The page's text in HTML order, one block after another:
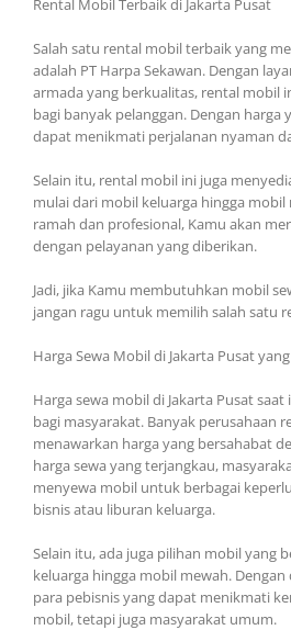
Rental Mobil Terbaik di Jakarta Pusat
Salah satu rental mobil terbaik yang
adalah PT Harpa Sekawan. Dengan
armada yang berkualitas, rental mobil
bagi banyak pelanggan. Dengan harga
dapat menikmati perjalanan nyaman
Selain itu, rental mobil ini juga
mulai dari mobil keluarga hingga mobil
ramah dan profesional, Kamu akan
dengan pelayanan yang diberikan.
Jadi, jika Kamu membutuhkan mobil
jangan ragu untuk memilih salah satu
Harga Sewa Mobil di Jakarta Pusat
Harga sewa mobil di Jakarta Pusat
bagi masyarakat. Banyak perusahaan
menawarkan harga yang bersahabat
harga sewa yang terjangkau,
menyewa mobil untuk berbagai
bisnis atau liburan keluarga.
Selain itu, ada juga pilihan mobil yang
keluarga hingga mobil mewah.
para pebisnis yang dapat menikmati
mobil, tetapi juga masyarakat umum.